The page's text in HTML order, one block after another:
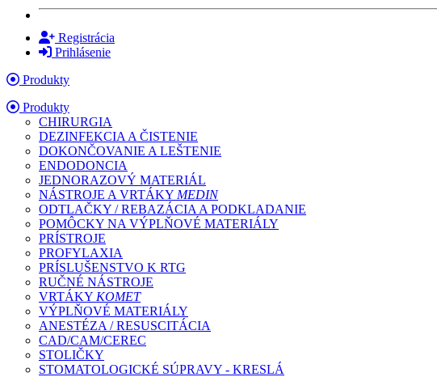
Registrácia
Prihlásenie
Produkty
Produkty
CHIRURGIA
DEZINFEKCIA A ČISTENIE
DOKONČOVANIE A LEŠTENIE
ENDODONCIA
JEDNORAZOVÝ MATERIÁL
NÁSTROJE A VRTÁKY MEDIN
ODTLAČKY / REBAZÁCIA A PODKLADANIE
POMÔCKY NA VÝPLŇOVÉ MATERIÁLY
PRÍSTROJE
PROFYLAXIA
PRÍSLUŠENSTVO K RTG
RUČNÉ NÁSTROJE
VRTÁKY KOMET
VÝPLŇOVÉ MATERIÁLY
ANESTÉZA / RESUSCITÁCIA
CAD/CAM/CEREC
STOLIČKY
STOMATOLOGICKÉ SÚPRAVY - KRESLÁ